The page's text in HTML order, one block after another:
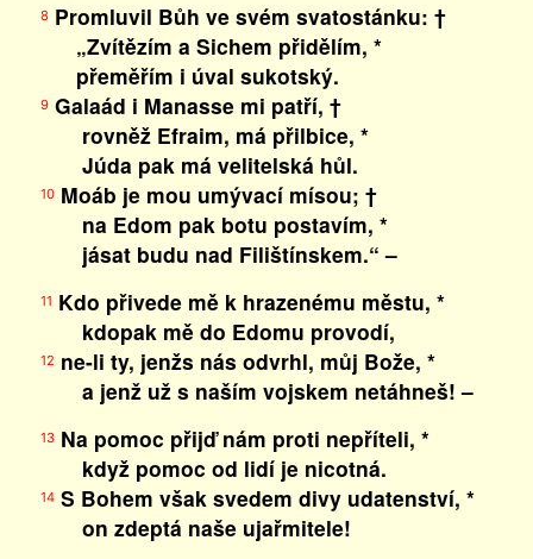
8 Promluvil Bůh ve svém svatostánku: †
„Zvítězím a Sichem přidělím, *
přeměřím i úval sukotský.
9Galaád i Manasse mi patří, †
rovněž Efraim, má přilbice, *
Júda pak má velitelská hůl.
10Moáb je mou umývací mísou; †
na Edom pak botu postavím, *
jásat budu nad Filištínskem.“ –
11 Kdo přivede mě k hrazenému městu, *
kdopak mě do Edomu provodí,
12 ne-li ty, jenžs nás odvrhl, můj Bože, *
a jenž už s naším vojskem netáhneš! –
13Na pomoc přijď nám proti nepříteli, *
když pomoc od lidí je nicotná.
14S Bohem však svedem divy udatenství, *
on zdeptá naše ujařmitele!